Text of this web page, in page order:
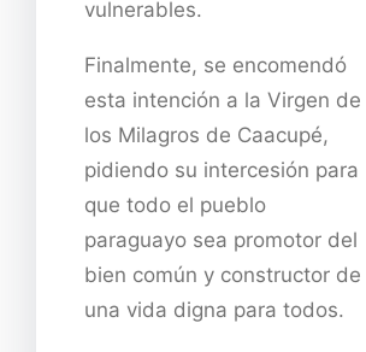
vulnerables.
Finalmente, se encomendó
esta intención a la Virgen de
los Milagros de Caacupé,
pidiendo su intercesión para
que todo el pueblo
paraguayo sea promotor del
bien común y constructor de
una vida digna para todos.